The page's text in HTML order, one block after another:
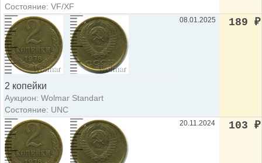
Состояние: VF/XF
2 копейки
Аукцион: Wolmar Standart
Состояние: UNC
08.01.2025 189 ₽
20.11.2024 103 ₽